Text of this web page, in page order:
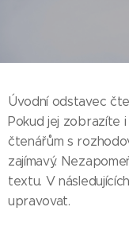
Úvodní odstavec
Pokud jej zobrazíte
čtenářům s
zajímavý.
textu. V
upravovat.